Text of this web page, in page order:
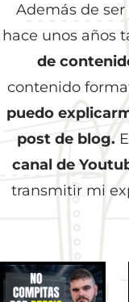
Además de ser
hace unos años
de
contenido
puedo
post de blog.
canal de
transmitir mi